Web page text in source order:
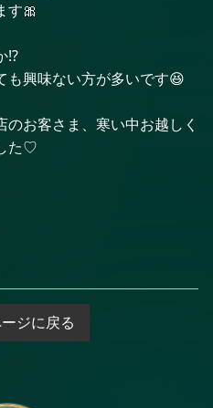
す🎀
⁉️
も興味ない方が多いです😆
のお客さま、寒い中お越しく
た♡
ジに戻る